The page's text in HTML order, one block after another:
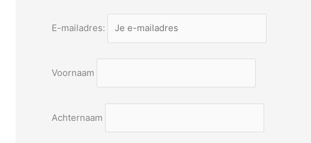
E-mailadres:
Voornaam
Achternaam